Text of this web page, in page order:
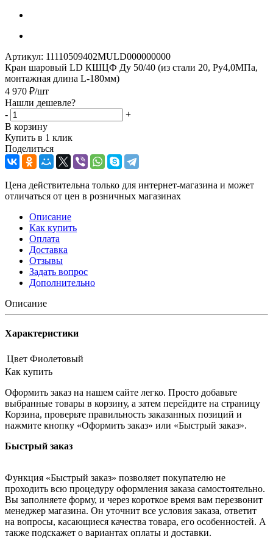
Артикул: 11110509402MULD000000000
Кран шаровый LD КШЦФ Ду 50/40 (из стали 20, Ру4,0МПа,
монтажная длина L-180мм)
4 970 ₽/шт
Нашли дешевле?
-
+
В корзину
Купить в 1 клик
Поделиться
Цена действительна только для интернет-магазина и может
отличаться от цен в розничных магазинах
Описание
Как купить
Оплата
Доставка
Отзывы
Задать вопрос
Дополнительно
Описание
Характеристики
Цвет Фиолетовый
Как купить
Оформить заказ на нашем сайте легко. Просто добавьте
выбранные товары в корзину, а затем перейдите на страницу
Корзина, проверьте правильность заказанных позиций и
нажмите кнопку «Оформить заказ» или «Быстрый заказ».
Быстрый заказ
Функция «Быстрый заказ» позволяет покупателю не
проходить всю процедуру оформления заказа самостоятельно.
Вы заполняете форму, и через короткое время вам перезвонит
менеджер магазина. Он уточнит все условия заказа, ответит
на вопросы, касающиеся качества товара, его особенностей. А
также подскажет о вариантах оплаты и доставки.